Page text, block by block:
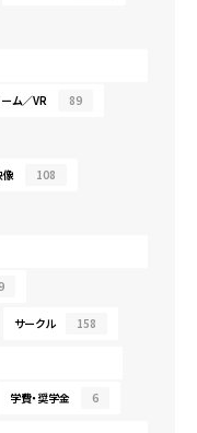
ム／VR 89
像 108
サークル 158
学費・奨学金 6